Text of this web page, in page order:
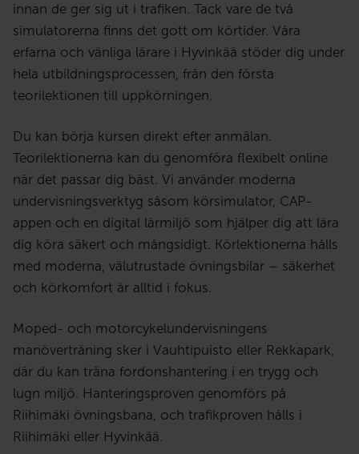
innan de ger sig ut i trafiken. Tack vare de två
simulatorerna finns det gott om körtider. Våra
erfarna och vänliga lärare i Hyvinkää stöder dig under
hela utbildningsprocessen, från den första
teorilektionen till uppkörningen.
Du kan börja kursen direkt efter anmälan.
Teorilektionerna kan du genomföra flexibelt online
när det passar dig bäst. Vi använder moderna
undervisningsverktyg såsom körsimulator, CAP-
appen och en digital lärmiljö som hjälper dig att lära
dig köra säkert och mångsidigt. Körlektionerna hålls
med moderna, välutrustade övningsbilar – säkerhet
och körkomfort är alltid i fokus.
Moped- och motorcykelundervisningens
manöverträning sker i Vauhtipuisto eller Rekkapark,
där du kan träna fordonshantering i en trygg och
lugn miljö. Hanteringsproven genomförs på
Riihimäki övningsbana, och trafikproven hålls i
Riihimäki eller Hyvinkää.